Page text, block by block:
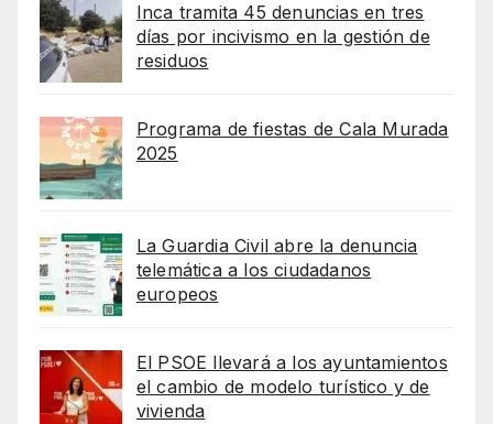
Inca tramita 45 denuncias en tres
días por incivismo en la gestión de
residuos
Programa de fiestas de Cala Murada
2025
La Guardia Civil abre la denuncia
telemática a los ciudadanos
europeos
El PSOE llevará a los ayuntamientos
el cambio de modelo turístico y de
vivienda